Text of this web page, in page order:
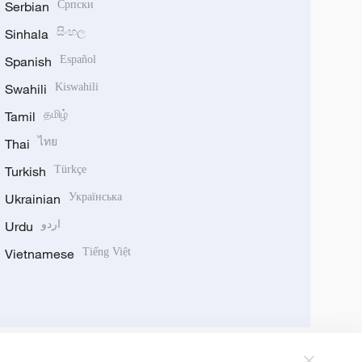
Serbian Српски
Sinhala සිංහල
Spanish Español
Swahili Kiswahili
Tamil தமிழ்
Thai ไทย
Turkish Türkçe
Ukrainian Українська
Urdu اردو
Vietnamese Tiếng Việt